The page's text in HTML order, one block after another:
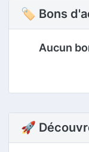
🏷 Bons
Aucun
🚀